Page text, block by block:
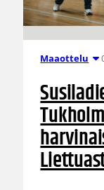
Maaottelu